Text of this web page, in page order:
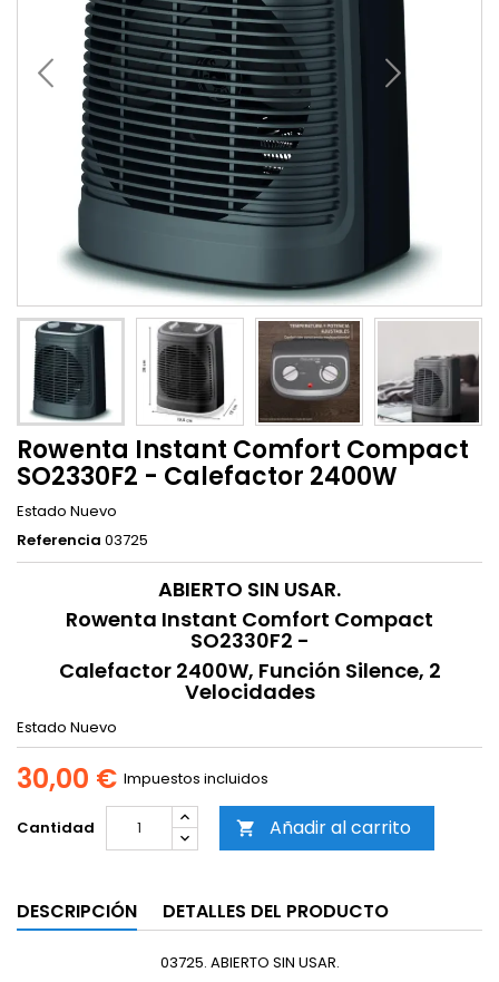
Rowenta Instant Comfort Compact
SO2330F2 - Calefactor 2400W
Estado Nuevo
Referencia 03725
ABIERTO SIN USAR.
Rowenta Instant Comfort Compact
SO2330F2 -
Calefactor 2400W, Función Silence, 2
Velocidades
Estado Nuevo
30,00 € Impuestos incluidos
Cantidad  Añadir al carrito
DESCRIPCIÓN DETALLES DEL PRODUCTO
03725. ABIERTO SIN USAR.